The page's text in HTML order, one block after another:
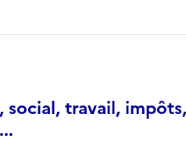
social, travail,